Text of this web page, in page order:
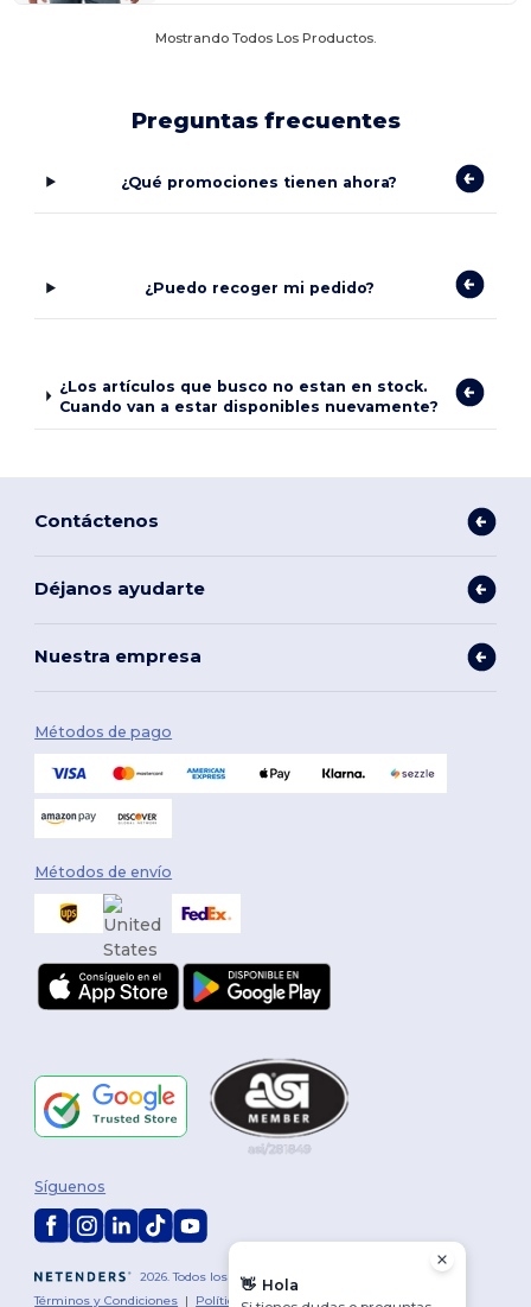
Mostrando Todos Los Productos.
Preguntas frecuentes
¿Qué promociones tienen ahora?
¿Puedo recoger mi pedido?
¿Los artículos que busco no estan en stock.
Cuando van a estar disponibles nuevamente?
Contáctenos
Déjanos ayudarte
Nuestra empresa
Métodos de pago
Métodos de envío
2026. Todos los derechos reservados
Términos y Condiciones | Política de personalización Política de
Síguenos
👋 Hola